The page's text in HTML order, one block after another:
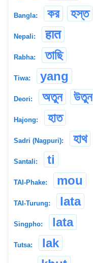
Bangla: কর হস্ত
Nepali: हात
Rabha: তাছি
Tiwa: yang
Deori: অতুন উতুন
Hajong: হাত
Sadri (Nagpuri): হাথ
Santali: ti
TAI-Phake: mou
TAI-Turung: lata
Singpho: lata
Tutsa: lak